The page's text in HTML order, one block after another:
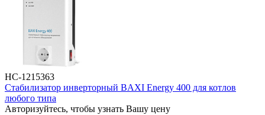
НС-1215363
Стабилизатор инверторный BAXI Energy 400 для котлов
любого типа
Авторизуйтесь, чтобы узнать Вашу цену